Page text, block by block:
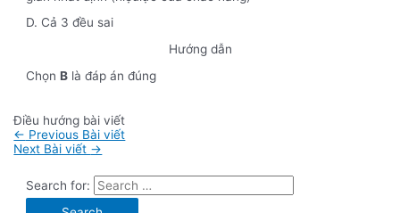
D. Cả 3 đều sai
Hướng dẫn
ChọnB là đáp án đúng
Điều hướng bài viết
← Previous Bài viết
Next Bài viết →
Search for: